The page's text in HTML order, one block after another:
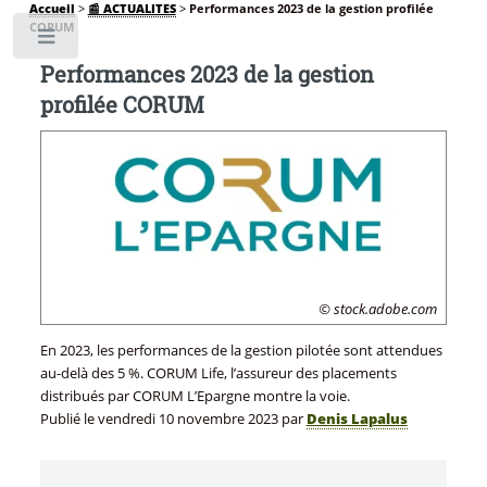
Accueil > 📰 ACTUALITES> Performances 2023 de la gestion profilée
CORUM
Performances 2023 de la gestion
profilée CORUM
© stock.adobe.com
En 2023, les performances de la gestion pilotée sont attendues
au-delà des 5 %. CORUM Life, l’assureur des placements
distribués par CORUM L’Epargne montre la voie.
Publié levendredi 10 novembre 2023par Denis Lapalus